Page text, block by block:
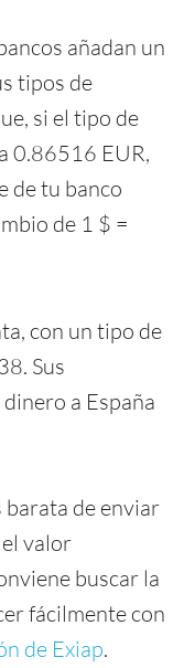
añadan un
tipos de
si el tipo de
0.86516 EUR,
de tu banco
de 1 $ =
con un tipo de
Sus
a España
barata de enviar
valor
buscar la
fácilmente con
de Exiap.